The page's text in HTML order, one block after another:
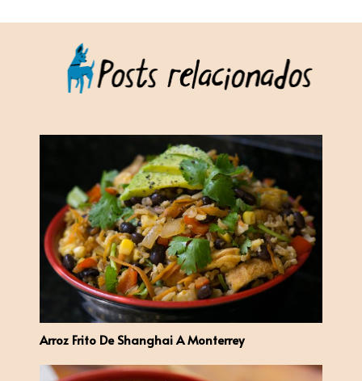
Arroz Frito De Shanghai A Monterrey